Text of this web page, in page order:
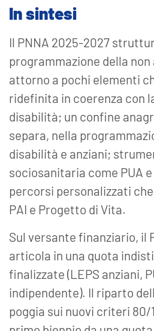
In sintesi
Il PNNA 2025-2027
programmazione della
attorno a pochi elementi
ridefinita in coerenza con
disabilità; un confine
separa, nella
disabilità e anziani;
sociosanitaria come PUA
percorsi personalizzati
PAI e Progetto di Vita.
Sul versante finanziario, il
articola in una quota
finalizzate (LEPS anziani,
indipendente). Il riparto
poggia sui nuovi criteri